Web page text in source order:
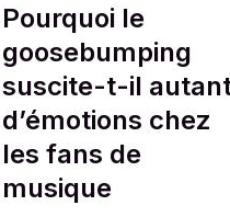
Pourquoi le
goosebumping
suscite-t-il
d’émotions chez
les fans de
musique
chez
les
fans
de
musique